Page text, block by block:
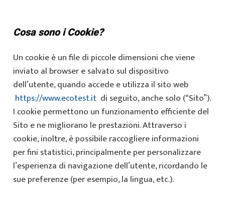
Cosa sono i Cookie?
Un cookie è un file di piccole dimensioni che viene
inviato al browser e salvato sul dispositivo
dell’utente, quando accede e utilizza il sito web
https://www.ecotest.itdi seguito, anche solo (“Sito”).
I cookie permettono un funzionamento efficiente del
Sito e ne migliorano le prestazioni. Attraverso i
cookie, inoltre, è possibile raccogliere informazioni
per fini statistici, principalmente per personalizzare
l’esperienza di navigazione dell’utente, ricordando le
sue preferenze (per esempio, la lingua, etc.).